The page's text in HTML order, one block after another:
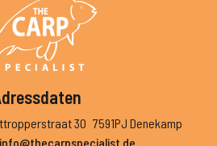
30 7591PJ Denekamp
info@thecarpspecialist.de